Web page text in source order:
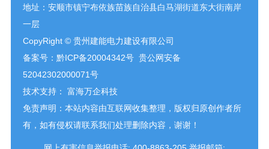
地址：安顺市镇宁布依族苗族自治县白马湖街道东大街南岸
一层
CopyRight © 贵州建能电力建设有限公司
备案号： 黔ICP备20004342号 贵公网安备
52042302000071号
技术支持：
富海万企科技
免责声明：本站内容由互联网收集整理，版权归原创作者所
有，如有侵权请联系我们处理删除内容，谢谢！